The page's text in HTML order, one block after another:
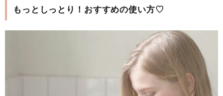
もっとしっとり！おすすめの使い方♡